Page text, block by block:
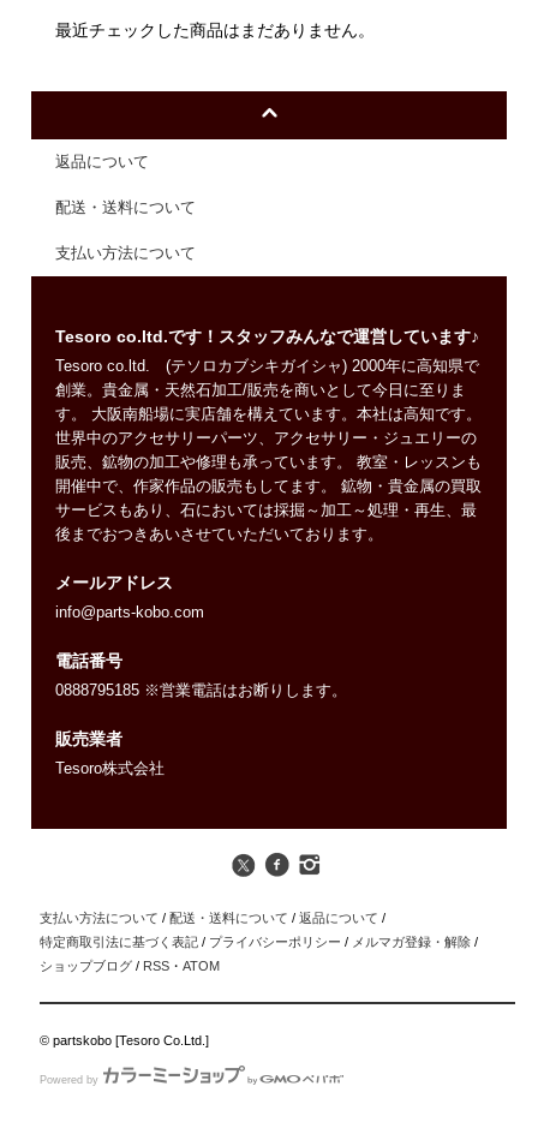
最近チェックした商品はまだありません。
返品について
配送・送料について
支払い方法について
Tesoro co.ltd.です！スタッフみんなで運営しています♪
Tesoro co.ltd. (テソロカブシキガイシャ) 2000年に高知県で
創業。貴金属・天然石加工/販売を商いとして今日に至りま
す。 大阪南船場に実店舗を構えています。本社は高知です。
世界中のアクセサリーパーツ、アクセサリー・ジュエリーの
販売、鉱物の加工や修理も承っています。 教室・レッスンも
開催中で、作家作品の販売もしてます。 鉱物・貴金属の買取
サービスもあり、石においては採掘～加工～処理・再生、最
後までおつきあいさせていただいております。
メールアドレス
info@parts-kobo.com
電話番号
0888795185 ※営業電話はお断りします。
販売業者
Tesoro株式会社
支払い方法について / 配送・送料について / 返品について /
特定商取引法に基づく表記 / プライバシーポリシー / メルマガ登録・解除 /
ショップブログ / RSS ・ATOM
© partskobo [Tesoro Co.Ltd.]
Powered by